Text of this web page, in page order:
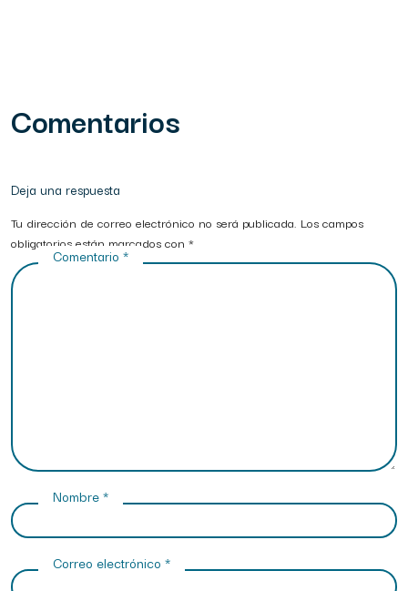
Comentarios
Deja una respuesta
Tu dirección de correo electrónico no será publicada. Los campos
obligatorios están marcados con *
Comentario *
Nombre*
Correo electrónico *